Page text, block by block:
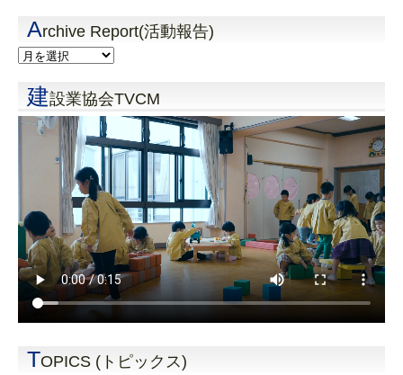
Archive Report(活動報告)
建設業協会TVCM
TOPICS (トピックス)